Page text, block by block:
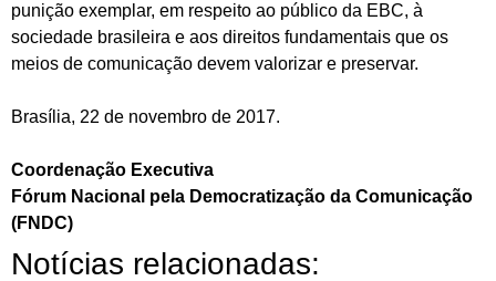
punição exemplar, em respeito ao público da EBC, à
sociedade brasileira e aos direitos fundamentais que os
meios de comunicação devem valorizar e preservar.
Brasília, 22 de novembro de 2017.
Coordenação Executiva
Fórum Nacional pela Democratização da Comunicação
(FNDC)
Notícias relacionadas: